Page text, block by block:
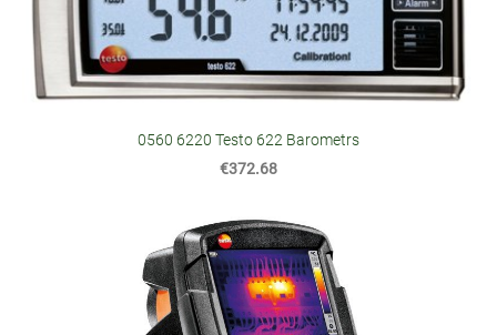
0560 6220 Testo 622 Barometrs
€372.68